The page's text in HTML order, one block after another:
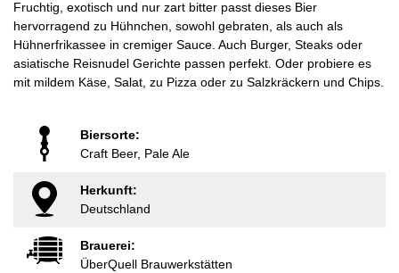
Fruchtig, exotisch und nur zart bitter passt dieses Bier
hervorragend zu Hühnchen, sowohl gebraten, als auch als
Hühnerfrikassee in cremiger Sauce. Auch Burger, Steaks oder
asiatische Reisnudel Gerichte passen perfekt. Oder probiere es
mit mildem Käse, Salat, zu Pizza oder zu Salzkräckern und Chips.
Biersorte:
Craft Beer, Pale Ale
Herkunft:
Deutschland
Brauerei:
ÜberQuell Brauwerkstätten